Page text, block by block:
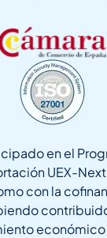
en el
UEX-
con la